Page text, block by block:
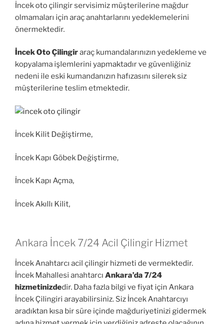
İncek oto çilingir servisimiz müşterilerine mağdur
olmamaları için araç anahtarlarını yedeklemelerini
önermektedir.
İncek Oto Çilingiraraç kumandalarınızın yedekleme ve
kopyalama işlemlerini yapmaktadır ve güvenliğiniz
nedeni ile eski kumandanızın hafızasını silerek siz
müşterilerine teslim etmektedir.
İncek Kilit Değiştirme,
İncek Kapı Göbek Değiştirme,
İncek Kapı Açma,
İncek Akıllı Kilit,
Ankara İncek 7/24 Acil Çilingir Hizmet
İncek Anahtarcı acil çilingir hizmeti de vermektedir.
İncek Mahallesi anahtarcı Ankara’da 7/24
hizmetinizdedir. Daha fazla bilgi ve fiyat için Ankara
İncek Çilingiri arayabilirsiniz. Siz İncek Anahtarcıyı
aradıktan kısa bir süre içinde mağduriyetinizi gidermek